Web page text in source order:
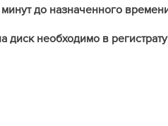
до назначенного
диск необходимо в